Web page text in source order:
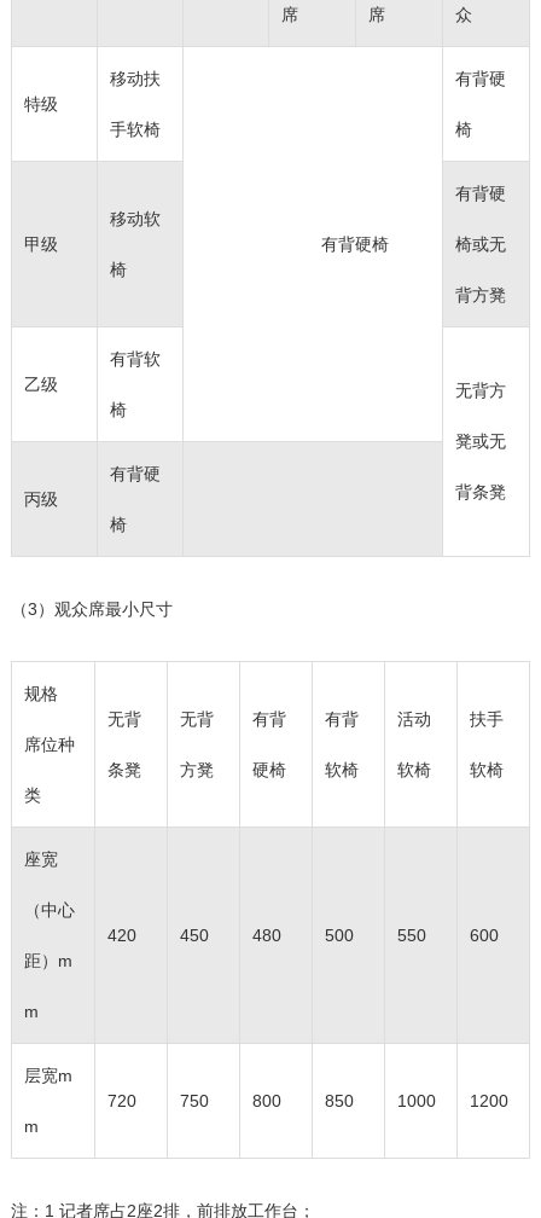
席 席 众
特级
移动扶
手软椅
有背硬椅
有背硬
椅
甲级
移动软
椅
有背硬
椅或无
背方凳
乙级
有背软
椅
无背方
凳或无
背条凳
丙级
有背硬
椅
（3）观众席最小尺寸
规格
席位种
类
无背
条凳
无背
方凳
有背
硬椅
有背
软椅
活动
软椅
扶手
软椅
座宽
（中心
距）m
m
420 450 480 500 550 600
层宽m
m
720 750 800 850 1000 1200
注：1 记者席占2座2排，前排放工作台；